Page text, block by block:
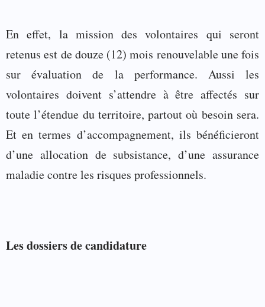
En effet, la mission des volontaires qui seront
retenus est de douze (12) mois renouvelable une fois
sur évaluation de la performance. Aussi les
volontaires doivent s’attendre à être affectés sur
toute l’étendue du territoire, partout où besoin sera.
Et en termes d’accompagnement, ils bénéficieront
d’une allocation de subsistance, d’une assurance
maladie contre les risques professionnels.
Les dossiers de candidature